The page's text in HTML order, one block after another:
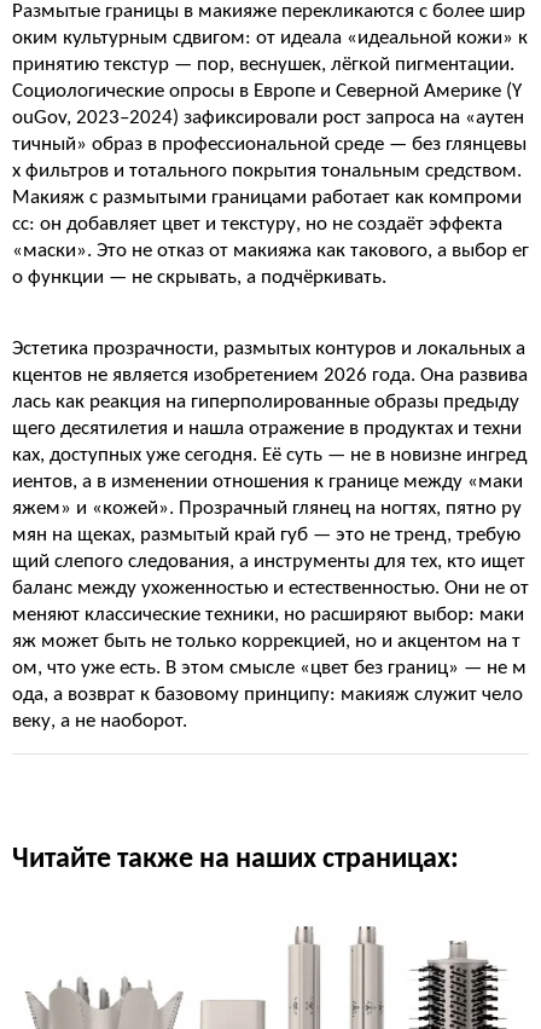
Размытые границы в макияже перекликаются с более шир
оким культурным сдвигом: от идеала «идеальной кожи» к
принятию текстур — пор, веснушек, лёгкой пигментации.
Социологические опросы в Европе и Северной Америке (Y
ouGov, 2023–2024) зафиксировали рост запроса на «аутен
тичный» образ в профессиональной среде — без глянцевы
х фильтров и тотального покрытия тональным средством.
Макияж с размытыми границами работает как компроми
сс: он добавляет цвет и текстуру, но не создаёт эффекта
«маски». Это не отказ от макияжа как такового, а выбор ег
о функции — не скрывать, а подчёркивать.
Эстетика прозрачности, размытых контуров и локальных а
кцентов не является изобретением 2026 года. Она развива
лась как реакция на гиперполированные образы предыду
щего десятилетия и нашла отражение в продуктах и техни
ках, доступных уже сегодня. Её суть — не в новизне ингред
иентов, а в изменении отношения к границе между «маки
яжем» и «кожей». Прозрачный глянец на ногтях, пятно ру
мян на щеках, размытый край губ — это не тренд, требую
щий слепого следования, а инструменты для тех, кто ищет
баланс между ухоженностью и естественностью. Они не от
меняют классические техники, но расширяют выбор: маки
яж может быть не только коррекцией, но и акцентом на т
ом, что уже есть. В этом смысле «цвет без границ» — не м
ода, а возврат к базовому принципу: макияж служит чело
веку, а не наоборот.
Читайте также на наших страницах: